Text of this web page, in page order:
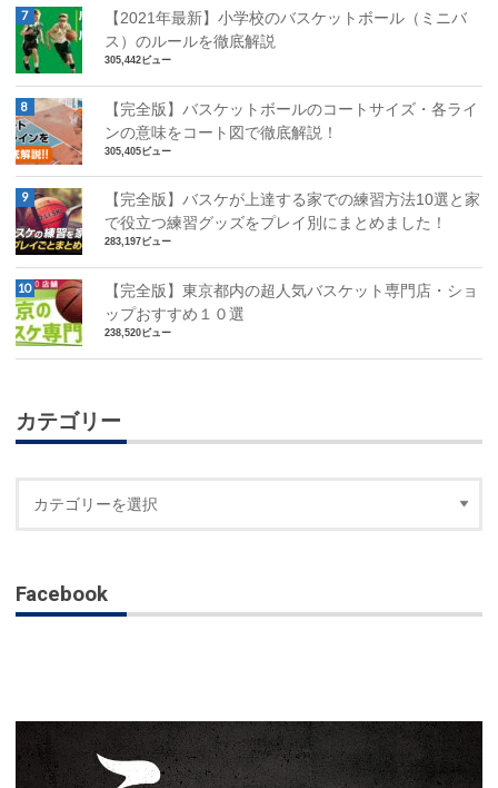
【2021年最新】小学校のバスケットボール（ミニバ
ス）のルールを徹底解説
305,442ビュー
【完全版】バスケットボールのコートサイズ・各ライ
ンの意味をコート図で徹底解説！
305,405ビュー
【完全版】バスケが上達する家での練習方法10選と家
で役立つ練習グッズをプレイ別にまとめました！
283,197ビュー
【完全版】東京都内の超人気バスケット専門店・ショ
ップおすすめ１０選
238,520ビュー
カテゴリー
Facebook